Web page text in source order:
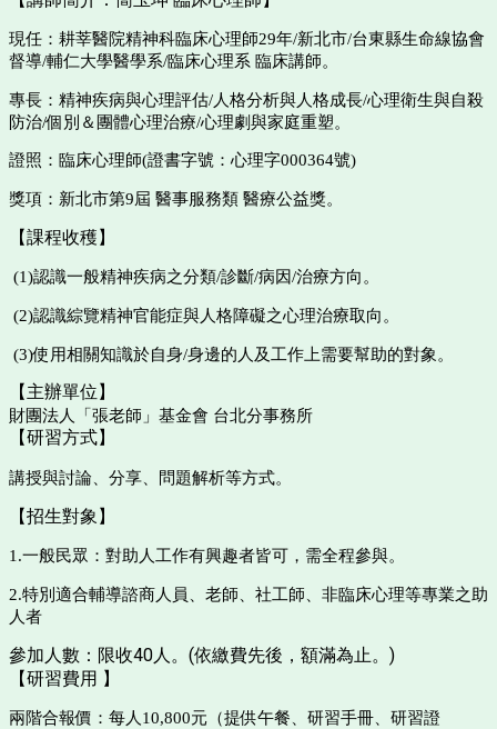
現任：耕莘醫院精神科臨床心理師29年/新北市/台東縣生命線協會
督導/輔仁大學醫學系/臨床心理系 臨床講師。
專長：精神疾病與心理評估/人格分析與人格成長/心理衛生與自殺
防治/個別＆團體心理治療/心理劇與家庭重塑。
證照：臨床心理師(證書字號：心理字000364號)
獎項：新北市第9屆 醫事服務類 醫療公益獎。
【課程收穫】
(1)認識一般精神疾病之分類/診斷/病因/治療方向。
(2)認識綜覽精神官能症與人格障礙之心理治療取向。
(3)使用相關知識於自身/身邊的人及工作上需要幫助的對象。
【主辦單位】
財團法人「張老師」基金會 台北分事務所
【研習方式】
講授與討論、分享、問題解析等方式。
【招生對象】
1.一般民眾：對助人工作有興趣者皆可，需全程參與。
2.特別適合輔導諮商人員、老師、社工師、非臨床心理等專業之助
人者
參加人數：限收40人。(依繳費先後，額滿為止。)
【研習費用 】
兩階合報價：每人10,800元（提供午餐、研習手冊、研習證